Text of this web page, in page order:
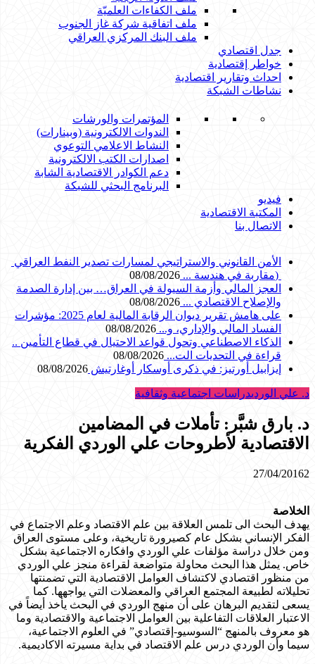
ملف الكفاءات العلميّة
ملف اتفاقية شركة غاز الجنوب
ملف البنك المركزي العراقي
جدل اقتصادي
خواطر إقتصادية
احداث وتقارير اقتصادية
نشاطات الشبكة
المؤتمرات والورشات
الندوات الالكترونية (وبينارات)
النشاط الاعلامي التوعوي
اصدارات الكتب الالكترونية
دعم الكوادر الاقتصادية الشابة
البرنامج البحثي للشبكة
فيديو
المكتبة الاقتصادية
الاتصال بنا
‎) ‎مقاربة في هندسة ...
08/08/2026
العجز المالي وأزمة السيولة في العراق… بين إدارة الصدمة
والإصلاح الاقتصادي ... 08/08/2026
على هامش تقرير ديوان الرقابة المالية لعام 2025: مؤشرات
الفساد المالي والإداري، و... 08/08/2026
الذكاء الاصطناعي وتحول قواعد الاحتيال في قطاع ‏التأمين ..
قراءة في التحديات الت... 08/08/2026
إيزابيل أورتيز: في ذكرى ‏أوسكار أوغارتيش 08/08/2026
د. علي الورديدراسات اجتماعية وثقافية
د. بارق شبَّر: تأملات في المضامين
الاقتصادية لأطروحات علي الوردي الفكرية
27/04/20162
الخلاصة
يهدف البحث الى تلمس العلاقة بين علم الاقتصاد وعلم الاجتماع في
الفكر الإنساني بشكل عام كصيرورة تاريخية، وعلى مستوى العراق
ومن خلال دراسة مؤلفات علي الوردي وافكاره الاجتماعية بشكل
خاص. يمثل هذا البحث محاولة متواضعة لقراءة منجز علي الوردي
من منظور اقتصادي لاكتشاف العوامل الاقتصادية التي تضمنتها
تحليلاته لطبيعة المجتمع العراقي والمعضلات التي يواجهها. كما
يسعى لتقديم البرهان على أن منهج الوردي في البحث يأخذ أيضاً في
الاعتبار العلاقات التفاعلية بين العوامل الاجتماعية والاقتصادية وما
هو معروف بالمنهج “السوسيو-إقتصادي” في العلوم الاجتماعية،
سيما وأن الوردي درس علم الاقتصاد في بداية مسيرته الاكاديمية.